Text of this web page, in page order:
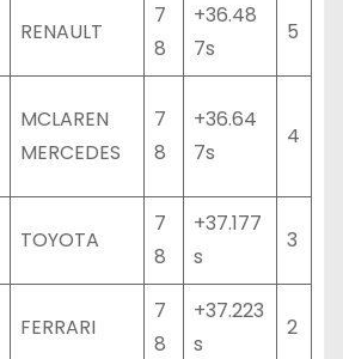
RENAULT
7
8
+36.48
7s
5
MCLAREN
MERCEDES
7
8
+36.64
7s
4
TOYOTA
7
8
+37.177
s
3
FERRARI
7
8
+37.223
s
2